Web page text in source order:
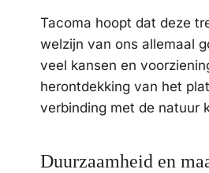
Tacoma hoopt dat deze
welzijn van ons allemaal
veel kansen en
herontdekking van het
verbinding met de natuur
Duurzaamheid en